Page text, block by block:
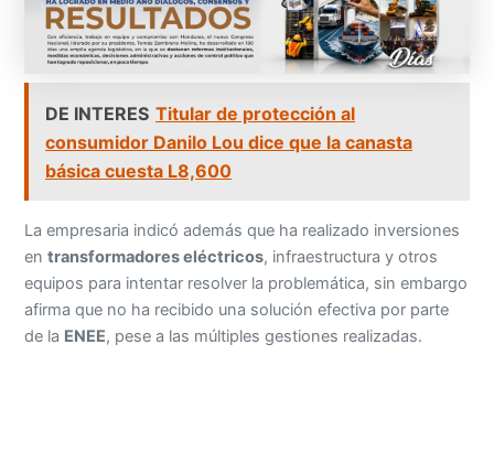
DE INTERES Titular de protección al
consumidor Danilo Lou dice que la canasta
básica cuesta L8,600
La empresaria indicó además que ha realizado inversiones
entransformadores eléctricos, infraestructura y otros
equipos para intentar resolver la problemática, sin embargo
afirma que no ha recibido una solución efectiva por parte
de la ENEE, pese a las múltiples gestiones realizadas.